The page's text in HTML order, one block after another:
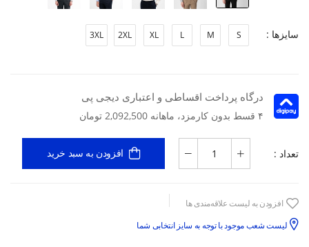
سایزها : S
M
L
XL
2XL
3XL
درگاه پرداخت اقساطی و اعتباری دیجی پی
۴ قسط بدون کارمزد، ماهانه 2,092,500 تومان
تعداد : افزودن به سبد خرید
افزودن به لیست علاقه‌مندی ها
لیست شعب موجود با توجه به سایز انتخابی شما